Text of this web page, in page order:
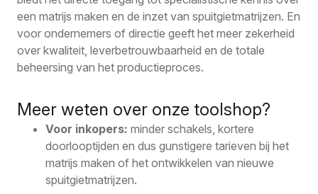
een matrijs maken en de inzet van spuitgietmatrijzen. En
voor ondernemers of directie geeft het meer zekerheid
over kwaliteit, leverbetrouwbaarheid en de totale
beheersing van het productieproces.
Meer weten over onze toolshop?
Voor inkopers: minder schakels, kortere
doorlooptijden en dus gunstigere tarieven bij het
matrijs maken of het ontwikkelen van nieuwe
spuitgietmatrijzen.